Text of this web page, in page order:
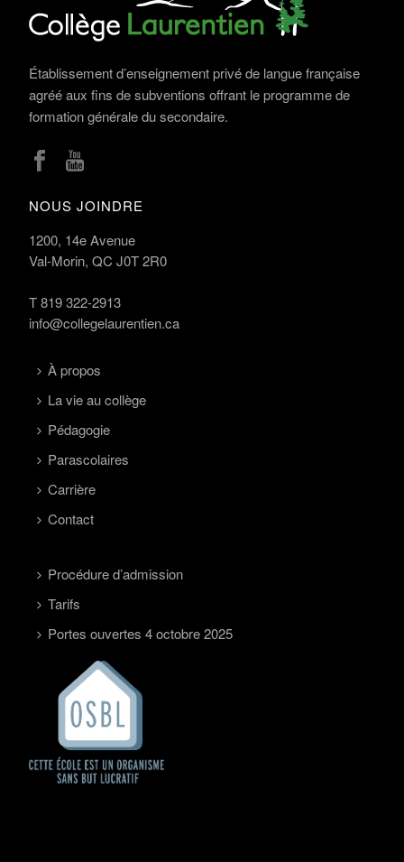
Établissement d’enseignement privé de langue française
agréé aux fins de subventions offrant le programme de
formation générale du secondaire.
NOUS JOINDRE
1200, 14e Avenue
Val-Morin, QC J0T 2R0
T819 322-2913
info@collegelaurentien.ca
À propos
La vie au collège
Pédagogie
Parascolaires
Carrière
Contact
Procédure d’admission
Tarifs
Portes ouvertes 4 octobre 2025